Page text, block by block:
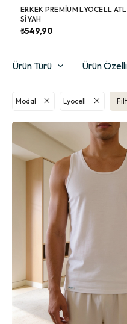
ERKEK PREMIUM LYOCELL
SIYAH
₺549,90
Ürün Türü Ürün
Modal Lyocell